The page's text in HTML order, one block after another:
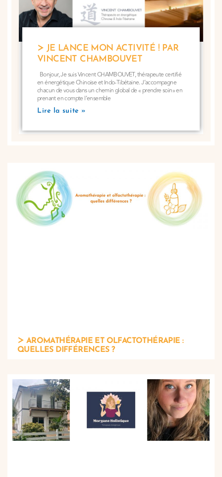
JE LANCE MON ACTIVITÉ ! PAR
VINCENT CHAMBOUVET
Bonjour, Je suis Vincent CHAMBOUVET, thérapeute certifié
en énergétique Chinoise et Indo-Tibétaine. J’accompagne
chacun de vous dans un chemin global de « prendre soin» en
prenant en compte l’ensemble
Lire la suite »
AROMATHÉRAPIE ET OLFACTOTHÉRAPIE :
QUELLES DIFFÉRENCES ?